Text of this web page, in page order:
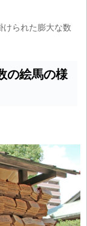
けられた膨大な数
の絵馬の様